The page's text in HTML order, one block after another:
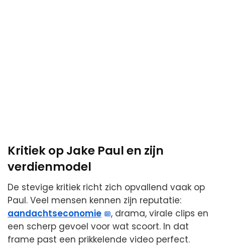
Kritiek op Jake Paul en zijn
verdienmodel
De stevige kritiek richt zich opvallend vaak op
Paul. Veel mensen kennen zijn reputatie:
aandachtseconomie
, drama, virale clips en
een scherp gevoel voor wat scoort. In dat
frame past een prikkelende video perfect.